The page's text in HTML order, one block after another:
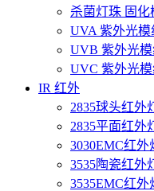
杀菌灯珠 固化
UVA 紫外光模
UVB 紫外光模
UVC 紫外光模
IR 红外
2835球头红外
2835平面红外
3030EMC红外
3535陶瓷红外
3535EMC红外